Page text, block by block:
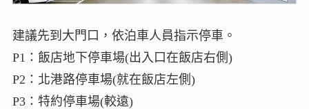
建議先到大門口，依泊車人員指示停車。
P1：飯店地下停車場(出入口在飯店右側)
P2：北港路停車場(就在飯店左側)
P3：特約停車場(較遠)